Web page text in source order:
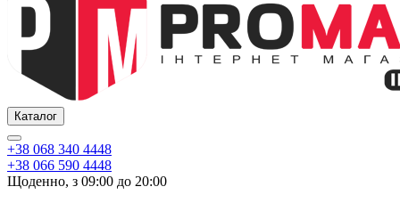
Каталог
+38 068 340 4448
+38 066 590 4448
Щоденно, з 09:00 до 20:00